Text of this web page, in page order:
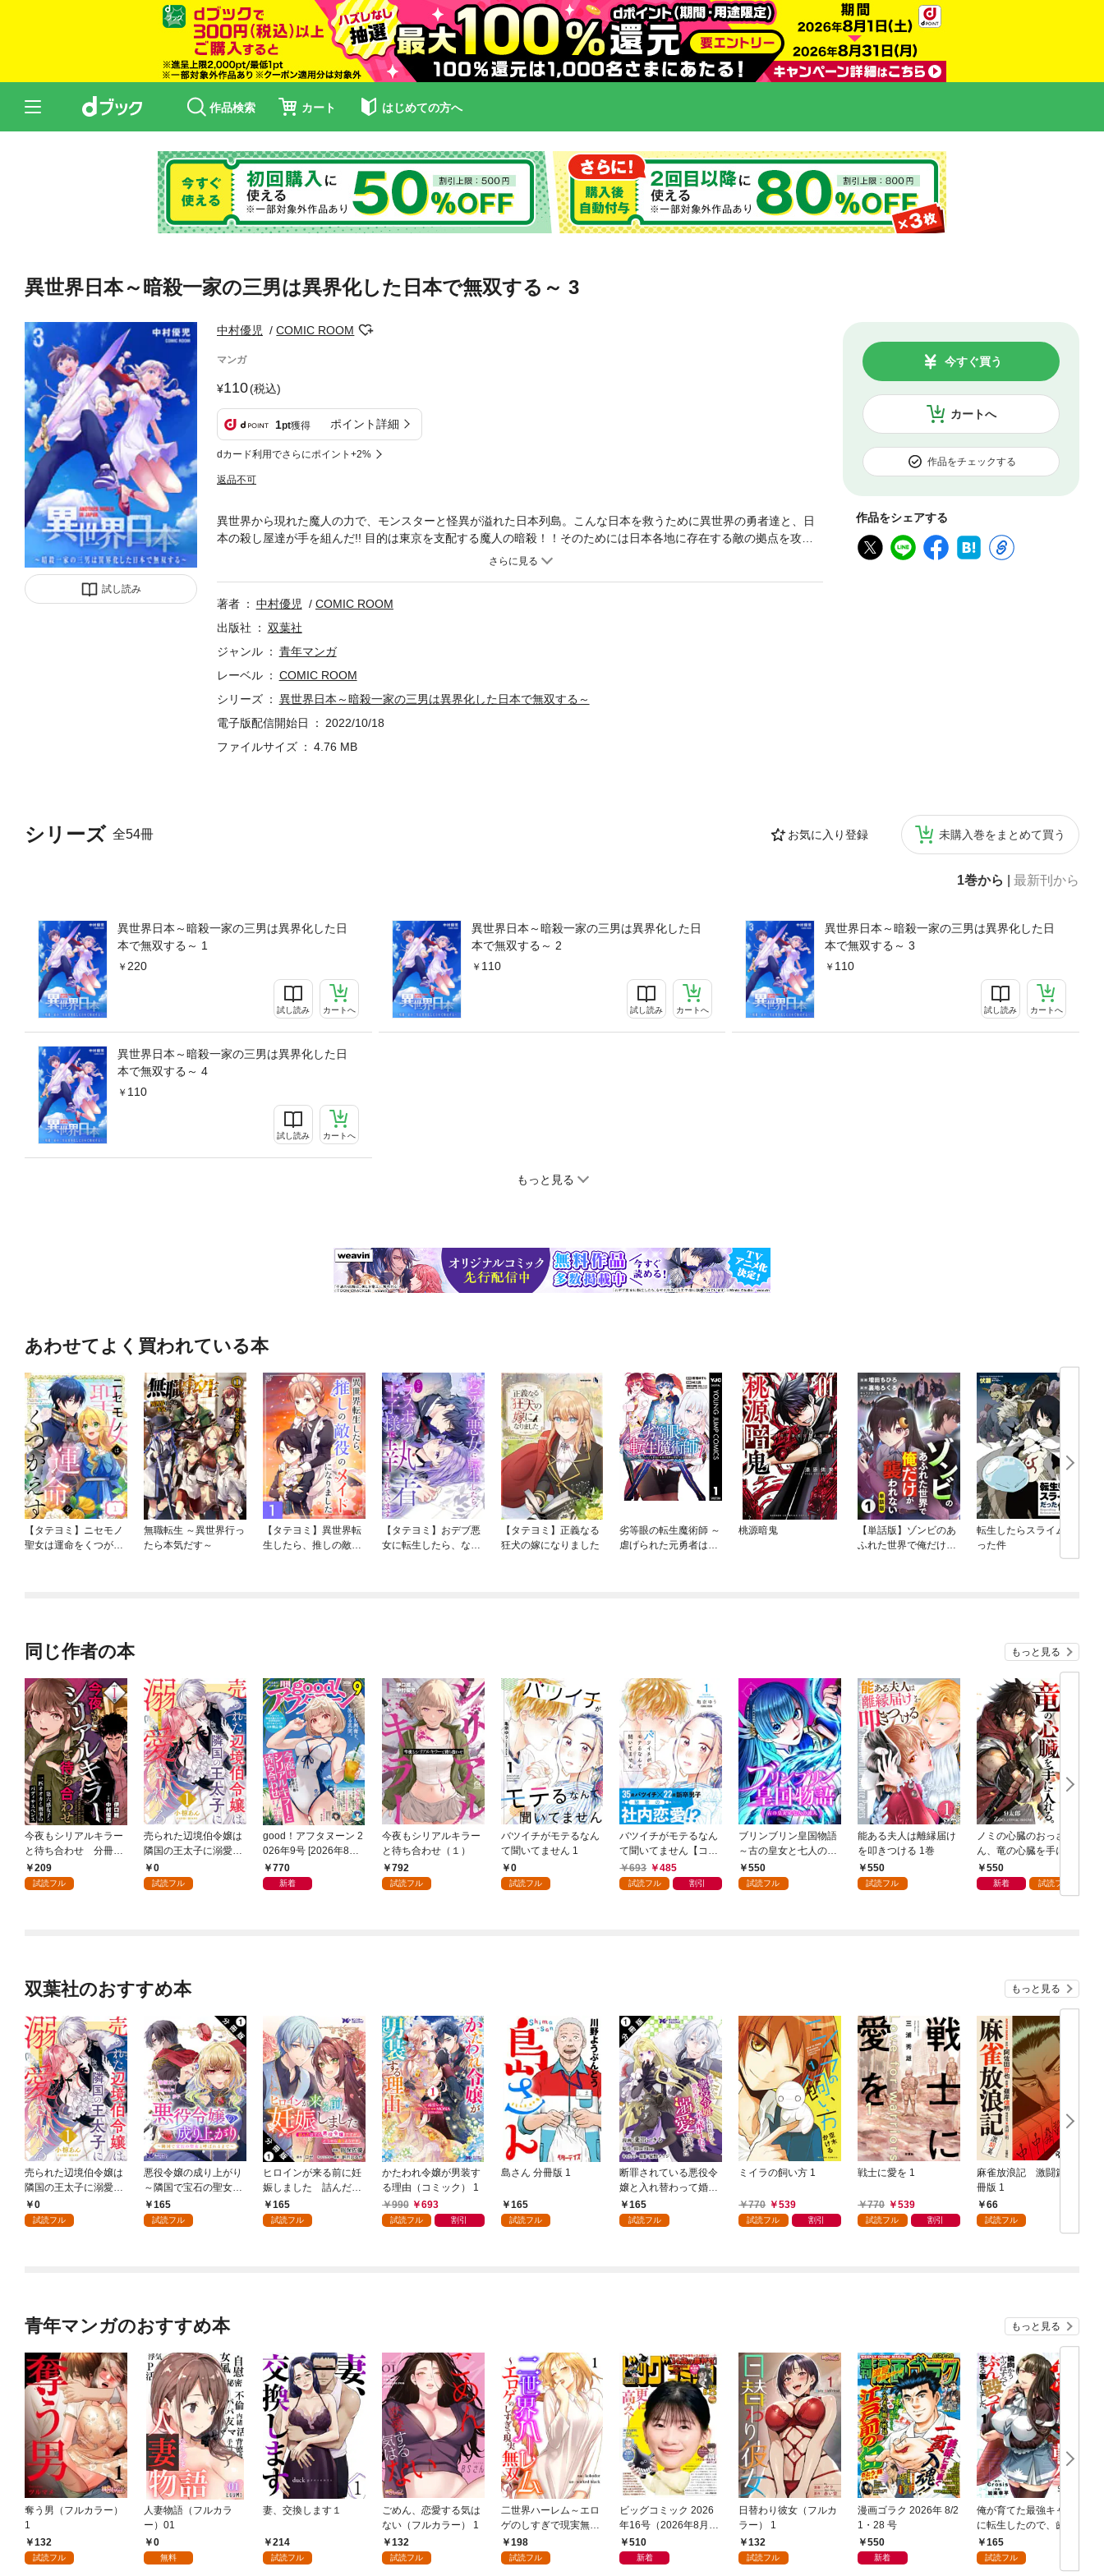
作品検索 カート はじめての方へ
異世界日本～暗殺一家の三男は異界化した日本で無双する～ 3
試し読み
中村優児 COMIC ROOM
マンガ
110(税込)
1pt獲得 ポイント詳細
dカード利用でさらにポイント+2%
返品不可
カートへ
今すぐ買う
作品をチェックする
作品をシェアする
シリーズ 全54冊 お気に入り登録 未購入巻をまとめて買う
1巻から 最新刊から
異世界日本～暗殺一家の三男は異界化した日
本で無双する～ 1
220
試し読み カートへ
異世界日本～暗殺一家の三男は異界化した日
本で無双する～ 2
110
試し読み カートへ
異世界日本～暗殺一家の三男は異界化した日
本で無双する～ 3
110
試し読み カートへ
異世界日本～暗殺一家の三男は異界化した日
本で無双する～ 4
110
試し読み カートへ
もっと見る
異世界から現れた魔人の力で、モンスターと怪異が溢れた日本列島。こんな日本を救うために異世界の勇者達と、日
本の殺し屋達が手を組んだ!! 目的は東京を支配する魔人の暗殺！！そのためには日本各地に存在する敵の拠点を攻略
しなければならない！笑も涙も、友情も恋愛も詰め込んだ、日本列島舞台の大冒険ファンタジー開幕‼
著者 中村優児
COMIC ROOM
出版社
双葉社
ジャンル
青年マンガ
レーベル
COMIC ROOM
シリーズ
異世界日本～暗殺一家の三男は異界化した日本で無双する～
電子版配信開始日
2022/10/18
ファイルサイズ
4.76 MB
あわせてよく買われている本
【タテヨミ】ニセモノ
聖女は運命をくつがえ
無職転生 ～異世界行っ
たら本気だす～
【タテヨミ】異世界転
生したら、推しの敵役
【タテヨミ】おデブ悪
女に転生したら、なぜ
【タテヨミ】正義なる
狂犬の嫁になりました
劣等眼の転生魔術師 ～
虐げられた元勇者は未
桃源暗鬼
【単話版】ゾンビのあ
ふれた世界で俺だけが
転生したらスライムだ
った件
同じ作者の本 もっと見る
今夜もシリアルキラー
と待ち合わせ 分冊版
（１）
209
試読フル
売られた辺境伯令嬢は
隣国の王太子に溺愛さ
れる 1
0
試読フル
good！アフタヌーン 2
026年9号 [2026年8月6
日発売]
770
新着
今夜もシリアルキラー
と待ち合わせ（１）
792
試読フル
バツイチがモテるなん
て聞いてません 1
0
試読フル
バツイチがモテるなん
て聞いてません【コミ
ックス版】 1
693 485
試読フル 割引
ブリンブリン皇国物語
～古の皇女と七人の護
人～ 1巻
550
試読フル
能ある夫人は離縁届け
を叩きつける 1巻
550
試読フル
ノミの心臓のおっさ
ん、竜の心臓を手に入
れる。 1巻
550
新着 試読フル
双葉社のおすすめ本 もっと見る
売られた辺境伯令嬢は
隣国の王太子に溺愛さ
れる 1
0
試読フル
悪役令嬢の成り上がり
～隣国で宝石の聖女と
呼ばれるまで～（コミ
ック） 分冊版 1
165
試読フル
ヒロインが来る前に妊
娠しました 詰んだは
ずの悪役令嬢ですが、
どうやら違うようです
165
試読フル
かたわれ令嬢が男装す
る理由（コミック） 1
990
693
試読フル 割引
島さん 分冊版 1
165
試読フル
断罪されている悪役令
嬢と入れ替わって婚約
者たちをぶっ飛ばした
ら、溺愛が待っていま
165
試読フル
ミイラの飼い方 1
770 539
試読フル 割引
戦士に愛を 1
770 539
試読フル 割引
麻雀放浪記 激闘篇 分
冊版 1
66
試読フル
青年マンガのおすすめ本 もっと見る
奪う男（フルカラー）
1
132
試読フル
人妻物語（フルカラ
ー）01
0
無料
妻、交換します１
214
試読フル
ごめん、恋愛する気は
ない（フルカラー） 1
132
試読フル
二世界ハーレム～エロ
ゲのしすぎで現実無双
～１198
試読フル
ビッグコミック 2026
年16号（2026年8月7
日発売）
510
新着
日替わり彼女（フルカ
ラー） 1
132
試読フル
漫画ゴラク 2026年 8/2
1・28 号
550
新着
俺が育てた最強キャラ
に転生したので、歯向
かうヤツはすべてぶん
殴って生きる事にしま
165
試読フル